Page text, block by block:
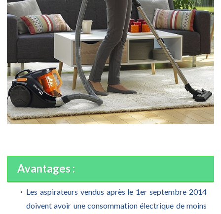
Avantages :
Les aspirateurs vendus après le 1er septembre 2014
doivent avoir une consommation électrique de moins